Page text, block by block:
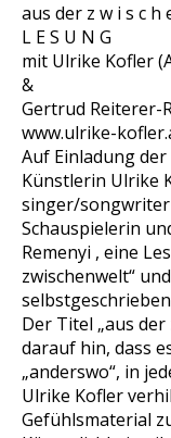
aus der z w i s c h
L E S U N G
mit Ulrike Kofler
&
Gertrud Reiterer-
www.ulrike-
Auf Einladung
Künstlerin Ulrike
singer/
Schauspielerin
Remenyi , eine
zwischenwelt“
Der Titel „aus der
darauf hin, dass
„anderswo“, in
Ulrike Kofler
Gefühlsmaterial